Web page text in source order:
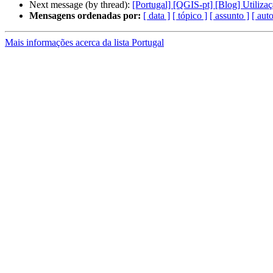
Next message (by thread): [Portugal] [QGIS-pt] [Blog]
Mensagens ordenadas por: [ data ] [ tópico ] [ assunto ] [
Mais informações acerca da lista Portugal